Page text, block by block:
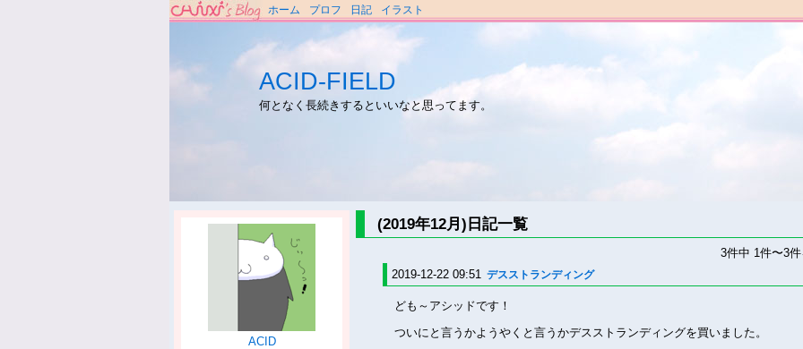
ホーム プロフ 日記 イラスト
ACID-FIELD
何となく長続きするといいなと思ってます。
ACID
(2019年12月)日記一覧
3件中 1件〜3
2019-12-22 09:51 デスストランディング
ども～アシッドです！
ついにと言うかようやくと言うかデスストランディングを買いました。